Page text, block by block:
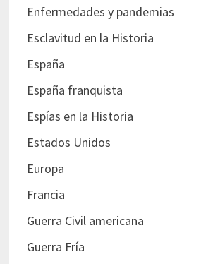
Enfermedades y pandemias
Esclavitud en la Historia
España
España franquista
Espías en la Historia
Estados Unidos
Europa
Francia
Guerra Civil americana
Guerra Fría